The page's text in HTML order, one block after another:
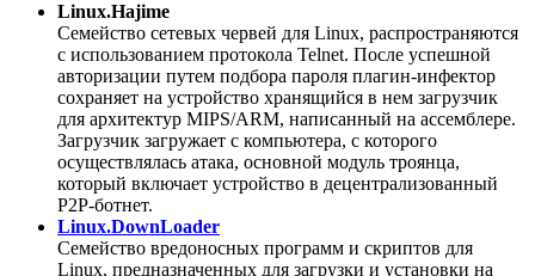
Linux.Hajime
Семейство сетевых червей для Linux, распространяются
с использованием протокола Telnet. После успешной
авторизации путем подбора пароля плагин-инфектор
сохраняет на устройство хранящийся в нем загрузчик
для архитектур MIPS/ARM, написанный на ассемблере.
Загрузчик загружает с компьютера, с которого
осуществлялась атака, основной модуль троянца,
который включает устройство в децентрализованный
P2P-ботнет.
Linux.DownLoader
Семейство вредоносных программ и скриптов для
Linux, предназначенных для загрузки и установки на